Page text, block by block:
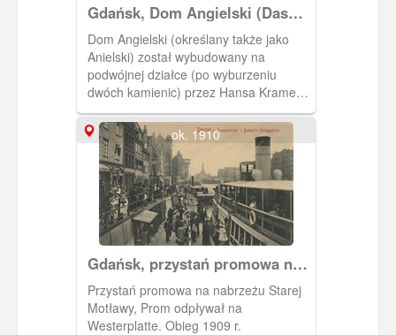
Gdańsk, Dom Angielski (Das
Englische Haus)
Dom Angielski (określany także jako
Anielski) został wybudowany na
podwójnej działce (po wyburzeniu
dwóch kamienic) przez Hansa Kramera
przy ul. Chlebnickiej 16. W XVIII w.
część budynku dzierżawili kupcy
angielscy, stąd nazwa. Ob. akademik
gdańskiej Akademii Sztuk Pięknych.
ok. 1910
Gdańsk, przystań promowa na
Motławie
Przystań promowa na nabrzeżu Starej
Motławy, Prom odpływał na
Westerplatte. Obieg 1909 r.